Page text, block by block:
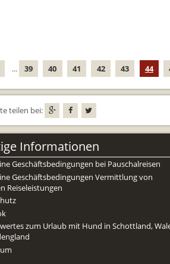
... 39 40 41 42 43 44
teilen bei:
Informationen
Geschäftsbedingungen bei Pauschalreisen
Geschäftsbedingungen Vermittlung von
Reiseleistungen
zum Urlaub mit Hund in Schottland,